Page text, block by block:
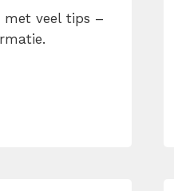
met veel tips –